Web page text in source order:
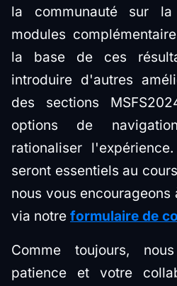
la communauté sur
modules
la base de ces
introduire d'autres
des sections
options de
rationaliser
seront essentiels au
nous vous
via notre formulaire de
Comme toujours,
patience et votre